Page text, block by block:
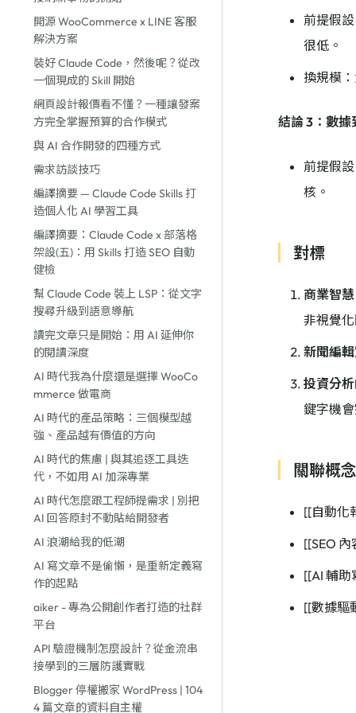
開源 WooCommerce x LINE 客服
解決方案
裝好 Claude Code，然後呢？從改
一個現成的 Skill 開始
網頁設計報價看不懂？一種讓發案
方完全掌握預算的合作模式
與 AI 合作開發的四種方式
需求訪談技巧
編譯摘要 — Claude Code Skills 打
造個人化 AI 學習工具
編譯摘要：Claude Code x 部落格
架設(五)：用 Skills 打造 SEO 自動
健檢
幫 Claude Code 裝上 LSP：從文字
搜尋升級到語意導航
讀完文章只是開始：用 AI 延伸你
的閱讀深度
AI 時代我為什麼還是選擇 WooCo
mmerce 做電商
AI 時代的產品策略：三個模型越
強、產品越有價值的方向
AI 時代的焦慮 | 與其追逐工具迭
代，不如用 AI 加深專業
AI 時代怎麼跟工程師提需求 | 別把
AI 回答原封不動貼給開發者
AI 浪潮給我的低潮
AI 寫文章不是偷懶，是重新定義寫
作的起點
aiker - 專為公開創作者打造的社群
平台
API 驗證機制怎麼設計？從金流串
接學到的三層防護實戰
Blogger 停權搬家 WordPress | 104
4 篇文章的資料自主權
前提假
很低。
換規模
結論 3：數
前提假
核。
對標
商業智
非視覺
新聞編
投資分
鍵字機
關聯概念
[[自動化
[[SEO
[[AI 輔助
[[數據驅